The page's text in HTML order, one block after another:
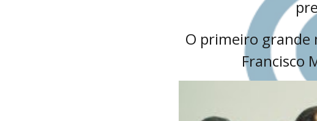
O primeiro grande
Francisco